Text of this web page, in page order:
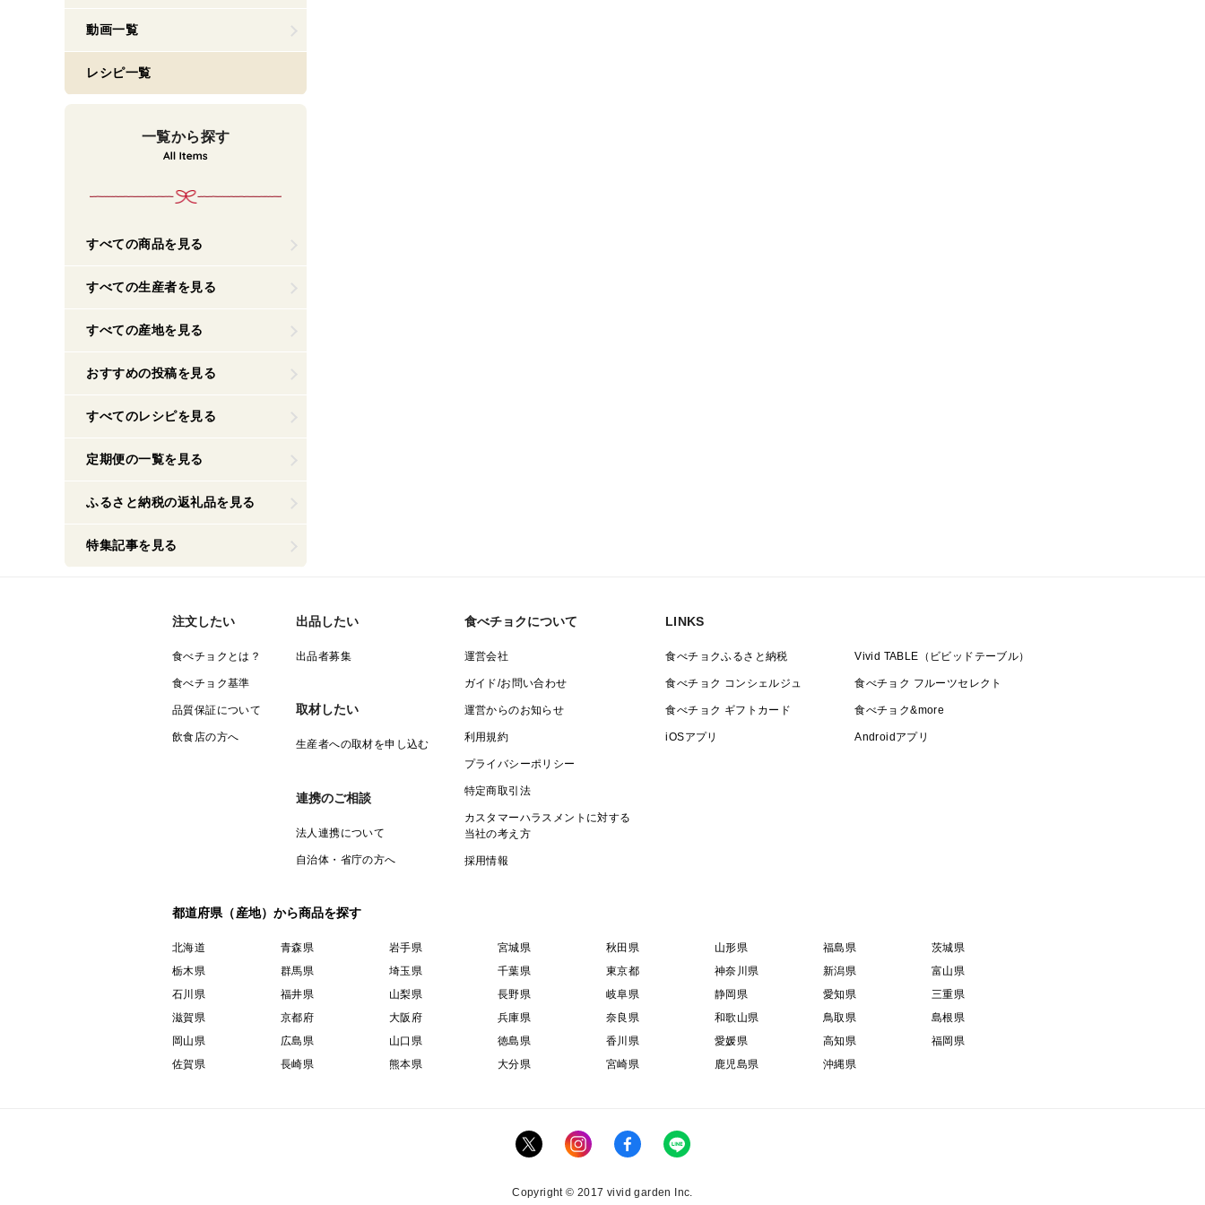
動画一覧
レシピ一覧
一覧から探す
すべての商品を見る
すべての生産者を見る
すべての産地を見る
おすすめの投稿を見る
すべてのレシピを見る
定期便の一覧を見る
ふるさと納税の返礼品を見る
特集記事を見る
注文したい
食べチョクとは？
食べチョク基準
品質保証について
飲食店の方へ
出品したい
出品者募集
取材したい
生産者への取材を申し込む
連携のご相談
法人連携について
自治体・省庁の方へ
食べチョクについて
運営会社
ガイド/お問い合わせ
運営からのお知らせ
利用規約
プライバシーポリシー
特定商取引法
カスタマーハラスメントに対する
当社の考え方
採用情報
LINKS
食べチョクふるさと納税 Vivid TABLE（ビビッドテーブル）
食べチョク コンシェルジュ 食べチョク フルーツセレクト
食べチョク ギフトカード 食べチョク&more
iOSアプリ Androidアプリ
都道府県（産地）から商品を探す
北海道 青森県 岩手県 宮城県 秋田県 山形県 福島県
茨城県
栃木県
群馬県 埼玉県 千葉県 東京都 神奈川県 新潟県
富山県
石川県
福井県 山梨県 長野県 岐阜県 静岡県 愛知県
三重県
滋賀県
京都府 大阪府 兵庫県 奈良県 和歌山県 鳥取県
島根県
岡山県
広島県 山口県 徳島県 香川県 愛媛県 高知県
福岡県
佐賀県
長崎県 熊本県 大分県 宮崎県 鹿児島県 沖縄県
Copyright © 2017 vivid garden Inc.